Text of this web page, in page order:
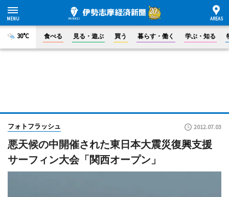
30°C 食べる 見る・遊ぶ 買う 暮らす・働く 学ぶ・知る
フォトフラッシュ 2012.07.03
悪天候の中開催された東日本大震災復興支援
サーフィン大会「関西オープン」